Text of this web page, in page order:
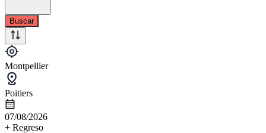
Buscar
Montpellier
Poitiers
07/08/2026
+ Regreso